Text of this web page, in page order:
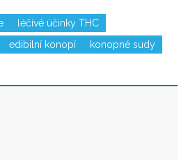
léčivé účinky THC
edibilní konopí konopné sudy